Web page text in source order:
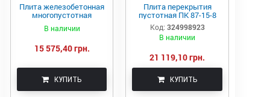
Плита железобетонная
многопустотная
ПК85.12-8
В наличии
15 575,40 грн.
КУПИТЬ
Плита перекрытия
пустотная ПК 87-15-8
Код: 324998923
В наличии
21 119,10 грн.
КУПИТЬ